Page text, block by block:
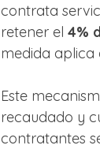
contrata
retener el 4%
medida aplica
Este
recaudado y
contratantes